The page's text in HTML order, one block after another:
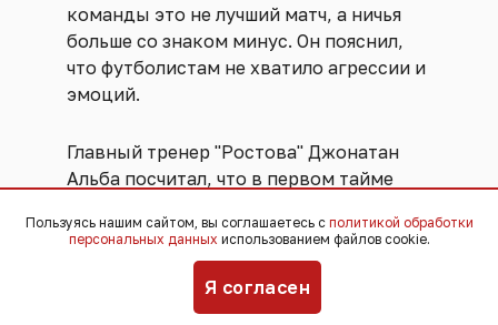
команды это не лучший матч, а ничья
больше со знаком минус. Он пояснил,
что футболистам не хватило агрессии и
эмоций.
Главный тренер "Ростова" Джонатан
Альба посчитал, что в первом тайме
его подопечные.
“Ростов” сейчас находится на 7-м
месте в турнирной таблице РПЛ с
Пользуясь нашим сайтом, вы соглашаетесь с политикой обработки
персональных данных использованием файлов cookie.
Я согласен